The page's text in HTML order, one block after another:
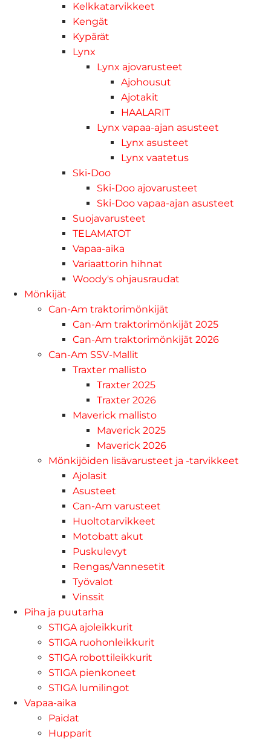
Kelkkatarvikkeet
Kengät
Kypärät
Lynx
Lynx ajovarusteet
Ajohousut
Ajotakit
HAALARIT
Lynx vapaa-ajan asusteet
Lynx asusteet
Lynx vaatetus
Ski-Doo
Ski-Doo ajovarusteet
Ski-Doo vapaa-ajan asusteet
Suojavarusteet
TELAMATOT
Vapaa-aika
Variaattorin hihnat
Woody's ohjausraudat
Mönkijät
Can-Am traktorimönkijät
Can-Am traktorimönkijät 2025
Can-Am traktorimönkijät 2026
Can-Am SSV-Mallit
Traxter mallisto
Traxter 2025
Traxter 2026
Maverick mallisto
Maverick 2025
Maverick 2026
Mönkijöiden lisävarusteet ja -tarvikkeet
Ajolasit
Asusteet
Can-Am varusteet
Huoltotarvikkeet
Motobatt akut
Puskulevyt
Rengas/Vannesetit
Työvalot
Vinssit
Piha ja puutarha
STIGA ajoleikkurit
STIGA ruohonleikkurit
STIGA robottileikkurit
STIGA pienkoneet
STIGA lumilingot
Vapaa-aika
Paidat
Hupparit